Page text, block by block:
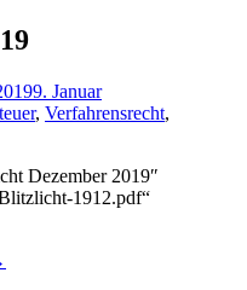
9. Januar
, Verfahrensrecht,
Dezember 2019″
1912.pdf“